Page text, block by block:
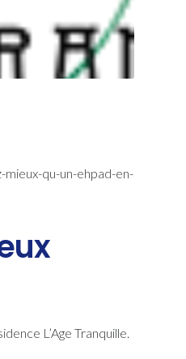
qu-un-ehpad-en-
L’Age Tranquille.